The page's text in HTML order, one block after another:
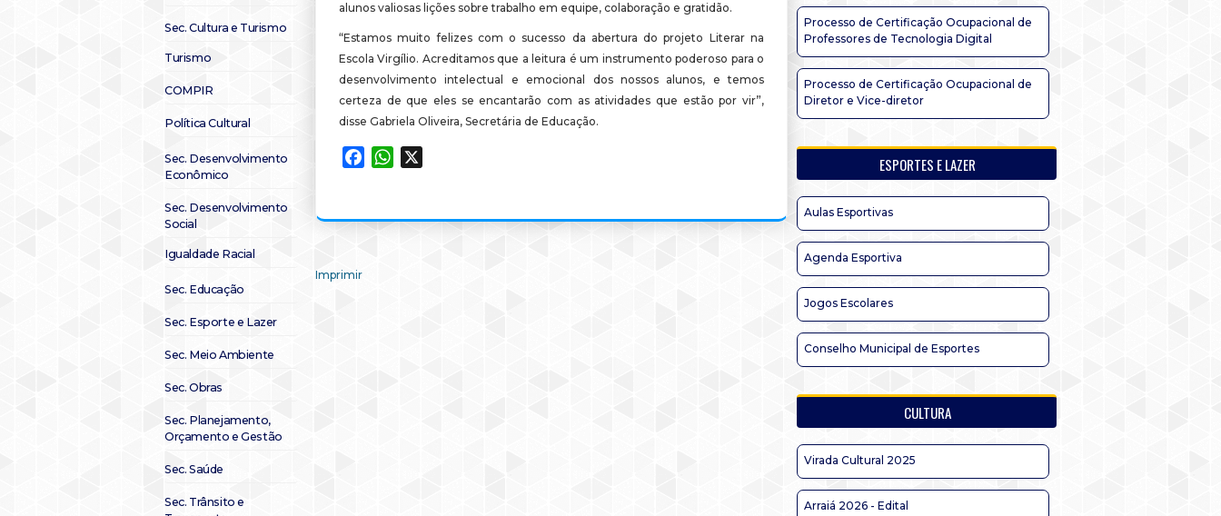
Sec. Cultura e Turismo
Turismo
COMPIR
Política Cultural
Sec. Desenvolvimento
Econômico
Sec. Desenvolvimento
Social
Igualdade Racial
Sec. Educação
Sec. Esporte e Lazer
Sec. Meio Ambiente
Sec. Obras
Sec. Planejamento,
Orçamento e Gestão
Sec. Saúde
Sec. Trânsito e
alunos valiosas lições sobre trabalho em equipe, colaboração e gratidão.
“Estamos muito felizes com o sucesso da abertura do projeto Literar na
Escola Virgílio. Acreditamos que a leitura é um instrumento poderoso para o
desenvolvimento intelectual e emocional dos nossos alunos, e temos
certeza de que eles se encantarão com as atividades que estão por vir”,
disse Gabriela Oliveira, Secretária de Educação.
FacebookWhatsApp
Imprimir
Processo de Certificação Ocupacional de
Professores de Tecnologia Digital
Processo de Certificação Ocupacional de
Diretor e Vice-diretor
ESPORTES E LAZER
Aulas Esportivas
Agenda Esportiva
Jogos Escolares
Conselho Municipal de Esportes
CULTURA
Virada Cultural 2025
Arraiá 2026 - Edital